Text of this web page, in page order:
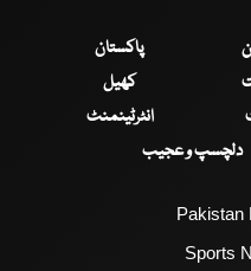
پاکستان
کھیل
انٹرٹینمنٹ
دلچسپ و عجیب
Pakistan
Sports